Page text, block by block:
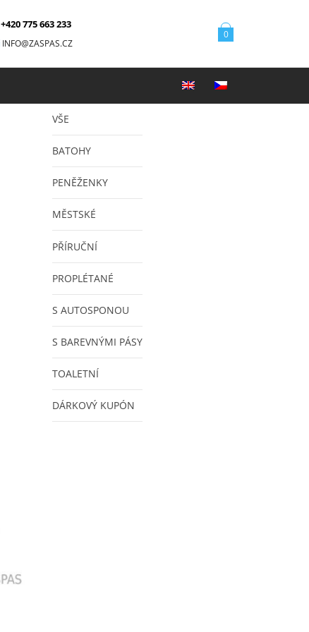
+420 775 663 233
INFO@ZASPAS.CZ
0
VŠE
BATOHY
PENĚŽENKY
MĚSTSKÉ
PŘÍRUČNÍ
PROPLÉTANÉ
S AUTOSPONOU
S BAREVNÝMI PÁSY
TOALETNÍ
DÁRKOVÝ KUPÓN